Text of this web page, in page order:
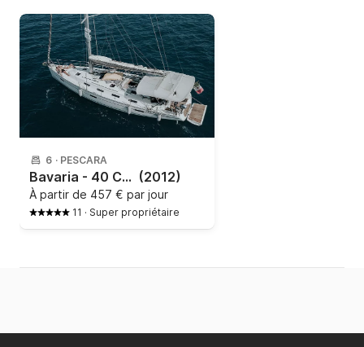
6 · PESCARA
Bavaria - 40 Cruiser (2012)
À partir de 457 € par jour
11 · Super propriétaire